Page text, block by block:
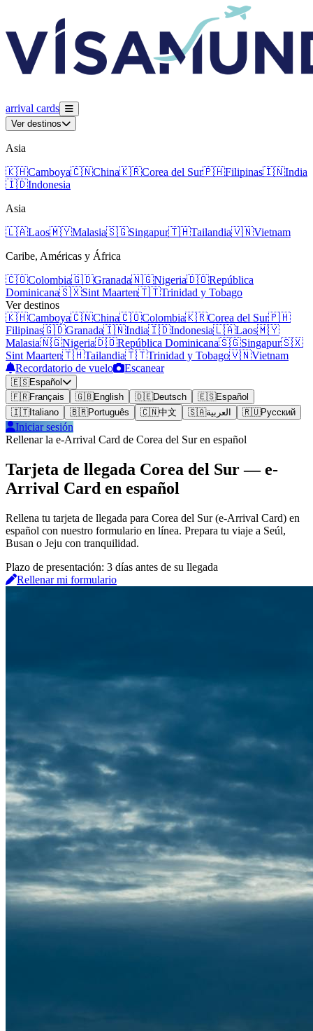
arrival cards
Ver destinos
Asia
🇰🇭Camboya🇨🇳China🇰🇷Corea del Sur🇵🇭Filipinas🇮🇳India
🇮🇩Indonesia
Asia
🇱🇦Laos🇲🇾Malasia🇸🇬Singapur🇹🇭Tailandia🇻🇳Vietnam
Caribe, Américas y África
🇨🇴Colombia🇬🇩Granada🇳🇬Nigeria🇩🇴República
Dominicana🇸🇽Sint Maarten🇹🇹Trinidad y Tobago
Ver destinos
🇰🇭Camboya🇨🇳China🇨🇴Colombia🇰🇷Corea del Sur🇵🇭
Filipinas🇬🇩Granada🇮🇳India🇮🇩Indonesia🇱🇦Laos🇲🇾
Malasia🇳🇬Nigeria🇩🇴República Dominicana🇸🇬Singapur🇸🇽
Sint Maarten🇹🇭Tailandia🇹🇹Trinidad y Tobago🇻🇳Vietnam
Recordatorio de vuelo
Escanear
🇪🇸Español
🇫🇷Français 🇬🇧English 🇩🇪Deutsch 🇪🇸Español
🇮🇹Italiano 🇧🇷Português 🇨🇳中文 🇸🇦العربية 🇷🇺Русский
Iniciar sesión
Rellenar la e-Arrival Card de Corea del Sur en español
Tarjeta de llegada Corea del Sur — e-
Arrival Card en español
Rellena tu tarjeta de llegada para Corea del Sur (e-Arrival Card) en
español con nuestro formulario en línea. Prepara tu viaje a Seúl,
Busan o Jeju con tranquilidad.
Plazo de presentación: 3 días antes de su llegada
Rellenar mi formulario